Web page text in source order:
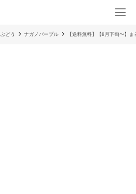
ぶどう ナガノパープル 【送料無料】【8月下旬〜】